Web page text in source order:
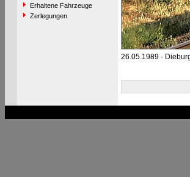
Erhaltene Fahrzeuge
Zerlegungen
26.05.1989 -